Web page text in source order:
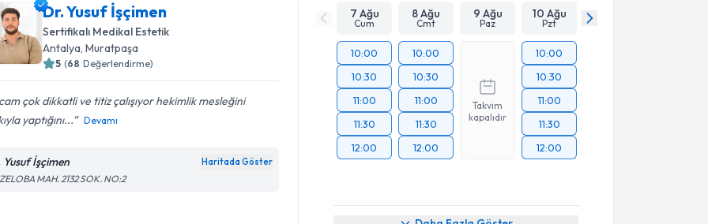
Dr. Yusuf İşçimen
Sertifikalı Medikal Estetik
Antalya ,Muratpaşa
5 (68 Değerlendirme)
çok dikkatli ve titiz çalışıyor hekimlik mesleğini
yaptığını...
Devamı
Yusuf İşçimen Haritada Göster
MAH. 2132 SOK. NO:2
7 Ağu
Cum
8 Ağu
Cmt
9 Ağu
Paz
10 Ağu
Pzt
10:00
10:30
11:00
11:30
12:00
10:00
10:30
11:00
11:30
12:00
Takvim
kapalıdır
10:00
10:30
11:00
11:30
12:00